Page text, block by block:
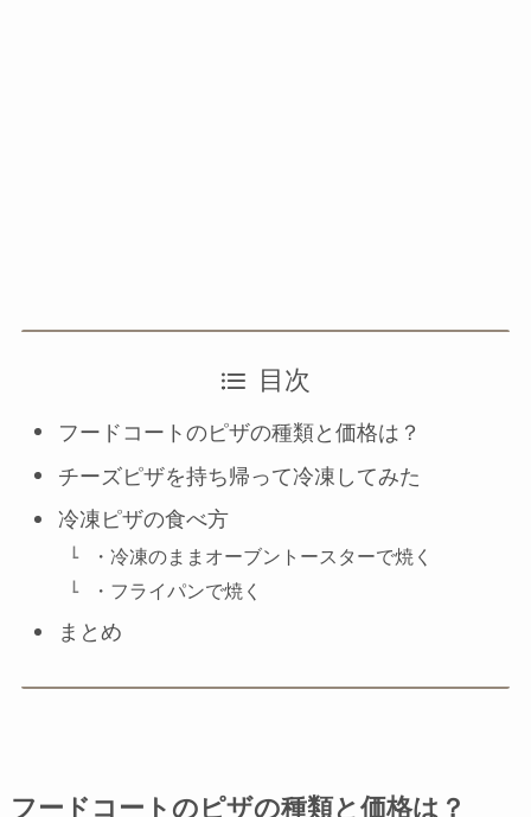
目次
フードコートのピザの種類と価格は？
チーズピザを持ち帰って冷凍してみた
冷凍ピザの食べ方
・冷凍のままオーブントースターで焼く
・フライパンで焼く
まとめ
フードコートのピザの種類と価格は？